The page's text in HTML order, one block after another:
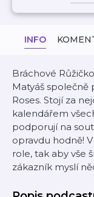
INFO
Bráchové
Matyáš společně
Roses. Stojí za
kalendářem
podporují na
opravdu hodně!
role, tak aby vše
zákazník myslí